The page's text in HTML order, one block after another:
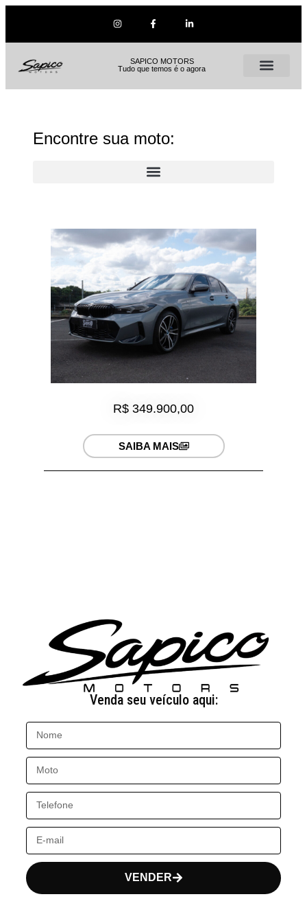
SAPICO MOTORS
Tudo que temos é o agora
Encontre sua moto:
R$ 349.900,00
SAIBA MAIS
Venda seu veículo aqui:
VENDER